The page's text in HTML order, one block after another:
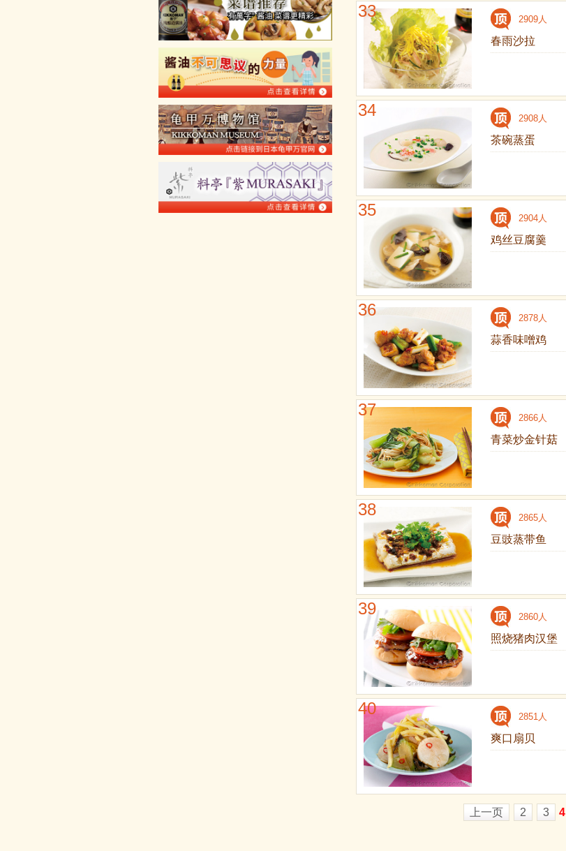
33 2909人
春雨沙拉
34 2908人
茶碗蒸蛋
35 2904人
鸡丝豆腐羹
36 2878人
蒜香味噌鸡
37 2866人
青菜炒金针菇
38 2865人
豆豉蒸带鱼
39 2860人
照烧猪肉汉堡
40 2851人
爽口扇贝
上一页 2 3 4